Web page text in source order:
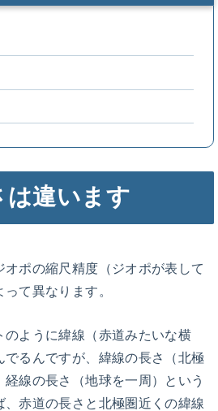
は違います
ポの縮尺精度（ジオポが表して
て異なります。
ように緯線（赤道みたいな横
るんですが、緯線の長さ（北極
線の長さ（地球を一周）という
赤道の長さと北極圏近くの緯線